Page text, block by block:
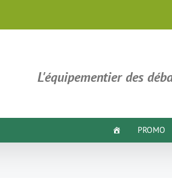
L'équipementier des
PROMO